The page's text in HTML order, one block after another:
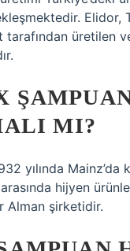
Elidor,
üretilen
MI?
yılında Mainz’da
hijyen
Alman şirketidir.